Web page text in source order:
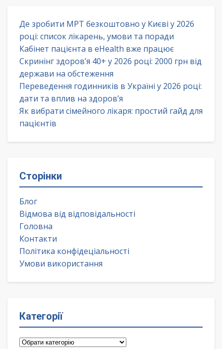
Де зробити МРТ безкоштовно у Києві у 2026
році: список лікарень, умови та поради
Кабінет пацієнта в eHealth вже працює
Скринінг здоров’я 40+ у 2026 році: 2000 грн від
держави на обстеження
Переведення годинників в Україні у 2026 році:
дати та вплив на здоров’я
Як вибрати сімейного лікаря: простий гайд для
пацієнтів
Сторінки
Блог
Відмова від відповідальності
Головна
Контакти
Політика конфідеціальності
Умови використання
Категорії
Категорії